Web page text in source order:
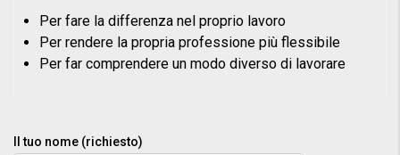
Per fare la differenza nel proprio lavoro
Per rendere la propria professione più flessibile
Per far comprendere un modo diverso di lavorare
Il tuo nome (richiesto)